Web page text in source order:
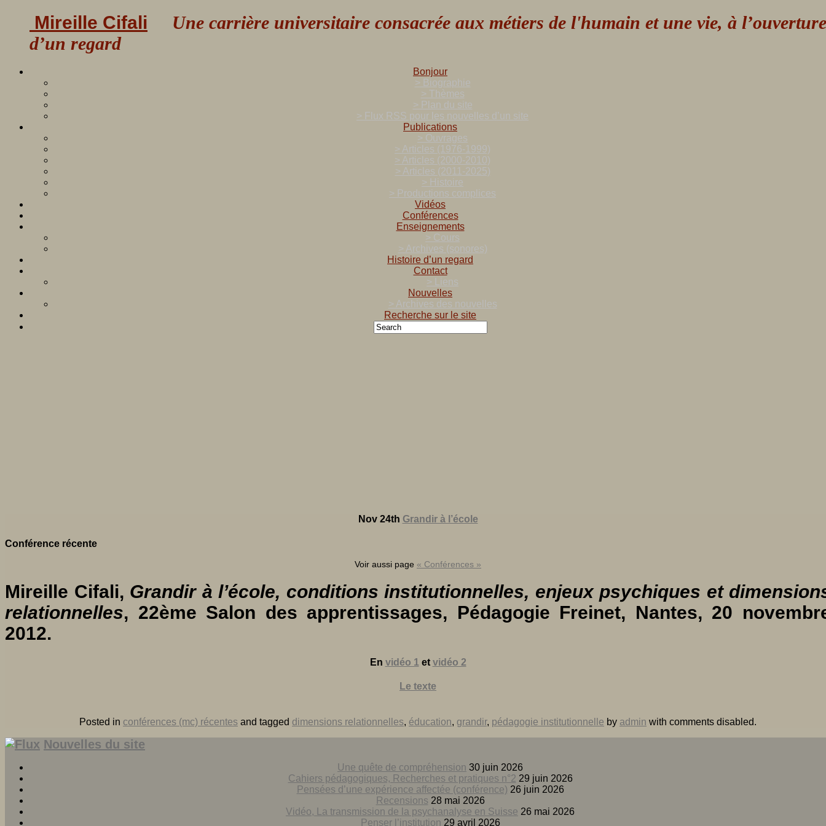
Mireille Cifali Une carrière universitaire consacrée aux métiers de l'humain et une vie, à l’ouverture
d’un regard
Bonjour
> Biographie
> Thèmes
> Plan du site
> Flux RSS pour les nouvelles d’un site
Publications
> Ouvrages
> Articles (1976-1999)
> Articles (2000-2010)
> Articles (2011-2025)
> Histoire
> Productions complices
Vidéos
Conférences
Enseignements
> Cours
> Archives (sonores)
Histoire d’un regard
Contact
> Liens
Nouvelles
> Archives des nouvelles
Recherche sur le site
Nov 24th Grandir à l’école
Conférence récente
Voir aussi page « Conférences »
Mireille Cifali, Grandir à l’école, conditions institutionnelles, enjeux psychiques et
relationnelles, 22ème Salon des apprentissages, Pédagogie Freinet, Nantes, 20
2012.
En vidéo 1 et vidéo 2
Le texte
Posted in conférences (mc) récentes and tagged dimensions relationnelles, éducation, grandir, pédagogie institutionnelle by admin with comments disabled.
Nouvelles du site
Une quête de compréhension 30 juin 2026
Cahiers pédagogiques, Recherches et pratiques n°2 29 juin 2026
Pensées d’une expérience affectée (conférence) 26 juin 2026
Recensions 28 mai 2026
Vidéo, La transmission de la psychanalyse en Suisse 26 mai 2026
Penser l’institution 29 avril 2026